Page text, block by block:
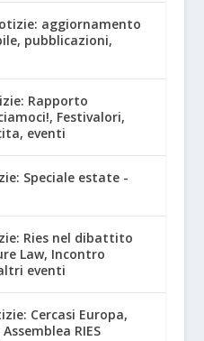
aggiornamento
pubblicazioni,
Rapporto
Festivalori,
eventi
Speciale estate -
Ries nel dibattito
Law, Incontro
eventi
Cercasi Europa,
RIES